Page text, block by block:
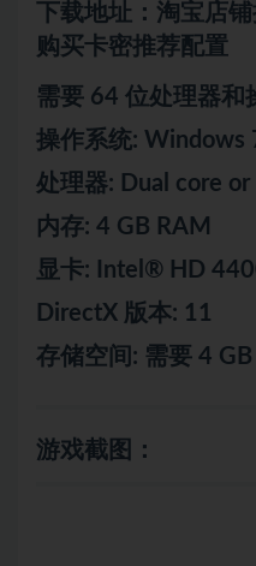
下载地址：淘宝店
购买卡密推荐配置
需要 64 位处理器和
操作系统: Windows
处理器: Dual core
内存: 4 GB RAM
显卡: Intel® HD
DirectX 版本: 11
存储空间: 需要 4 GB
游戏截图：